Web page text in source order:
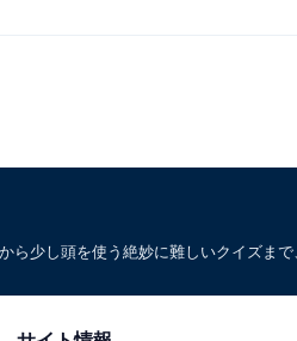
ら少し頭を使う絶妙に難しいクイズま